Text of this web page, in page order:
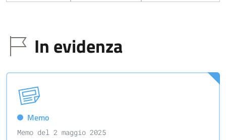
In evidenza
Memo
Memo del 2 maggio 2025